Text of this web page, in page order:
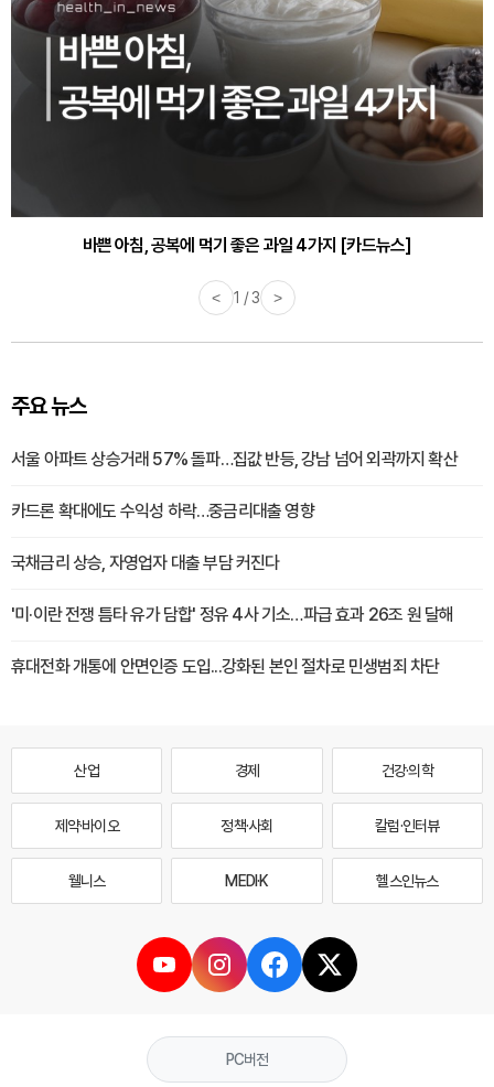
바쁜 아침, 공복에 먹기 좋은 과일 4가지 [카드뉴스]
< 1 / 3 >
주요 뉴스
서울 아파트 상승거래 57% 돌파…집값 반등, 강남 넘어 외곽까지 확산
카드론 확대에도 수익성 하락…중금리대출 영향
국채금리 상승, 자영업자 대출 부담 커진다
'미·이란 전쟁 틈타 유가 담합' 정유 4사 기소…파급 효과 26조 원 달해
휴대전화 개통에 안면인증 도입...강화된 본인 절차로 민생범죄 차단
산업 경제 건강·의학
제약·바이오 정책·사회 칼럼·인터뷰
웰니스 MEDI·K 헬스인뉴스
PC버전